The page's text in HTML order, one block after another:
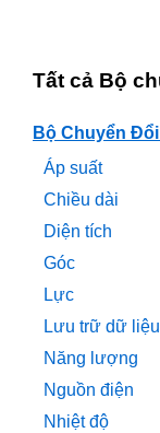
Tất cả Bộ
Bộ Chuyển
Áp suất
Chiều dài
Diện tích
Góc
Lực
Lưu trữ dữ liệu
Năng lượng
Nguồn điện
Nhiệt độ